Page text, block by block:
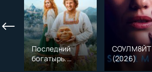
Последний
богатырь.
Колобок (2026)
СОУЛМ8ЙТ
(2026)